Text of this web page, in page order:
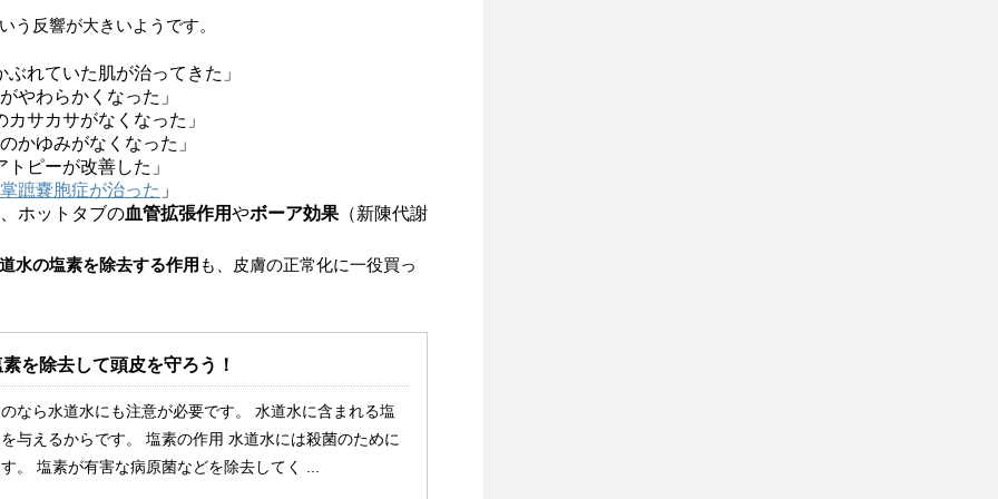
う反響が大きいようです。
ぶれていた肌が治ってきた」
やわらかくなった」
カサカサがなくなった」
かゆみがなくなった」
トピーが改善した」
蹠嚢胞症が治った 」
ホットタブの血管拡張作用やボーア効果 （新陳代謝
水の塩素を除去する作用 も、皮膚の正常化に一役買っ
を除去して頭皮を守ろう！
なら水道水にも注意が必要です。 水道水に含まれる塩
与えるからです。 塩素の作用 水道水には殺菌のために
。 塩素が有害な病原菌などを除去してく ...